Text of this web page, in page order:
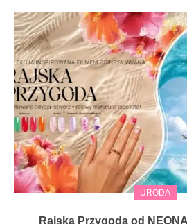
URODA
Rajska Przygoda od